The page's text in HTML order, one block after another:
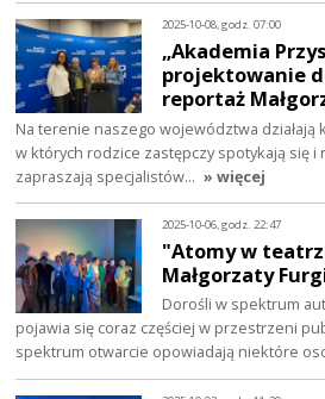
2025-10-08, godz. 07:00
„Akademia
projektowanie
reportaż
Na terenie naszego województwa działają
w których rodzice zastępczy spotykają się i
zapraszają specjalistów… » więcej
2025-10-06, godz. 22:47
"Atomy w
Małgorzaty
Dorośli w spektrum
pojawia się coraz częściej w przestrzeni
spektrum otwarcie opowiadają niektóre